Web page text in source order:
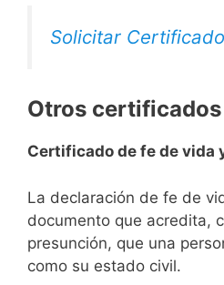
Solicitar
Otros certificados
Certificado de fe de vida
La declaración de fe de
documento que acredita,
presunción, que una
como su estado civil.